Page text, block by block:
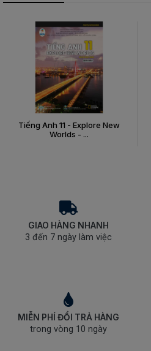
Tiếng Anh 11 - Explore New
Worlds - ...
GIAO HÀNG NHANH
3 đến 7 ngày làm việc
MIỄN PHÍ ĐỔI TRẢ HÀNG
trong vòng 10 ngày